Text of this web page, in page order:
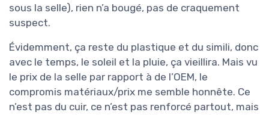
sous la selle), rien n’a bougé, pas de craquement
suspect.
Évidemment, ça reste du plastique et du simili, donc
avec le temps, le soleil et la pluie, ça vieillira. Mais vu
le prix de la selle par rapport à de l’OEM, le
compromis matériaux/prix me semble honnête. Ce
n’est pas du cuir, ce n’est pas renforcé partout, mais